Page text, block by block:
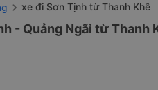
xe đi Sơn Tịnh từ Thanh Khê
- Quảng Ngãi từ